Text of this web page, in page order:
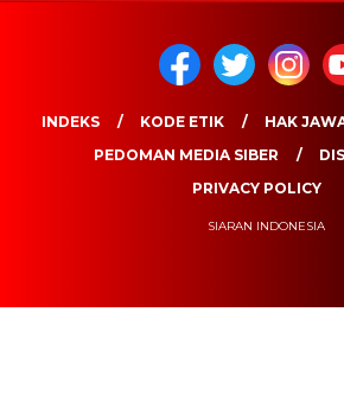
INDEKS KODE ETIK HAK
PEDOMAN MEDIA SIBER
PRIVACY POLICY
SIARAN INDONESIA